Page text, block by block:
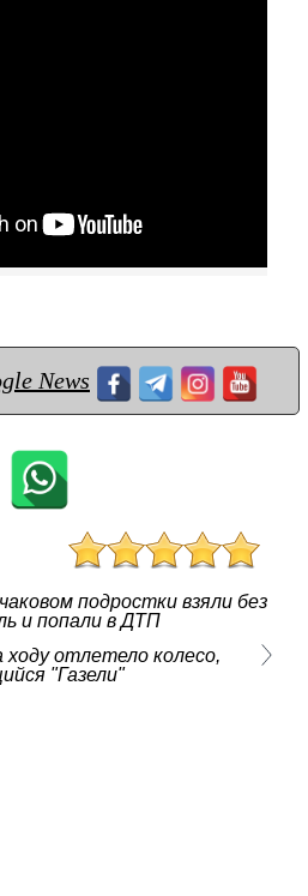
News
подростки взяли без
и попали в ДТП
ходу отлетело колесо,
"Газели"